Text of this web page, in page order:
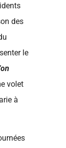
des
le
volet
à